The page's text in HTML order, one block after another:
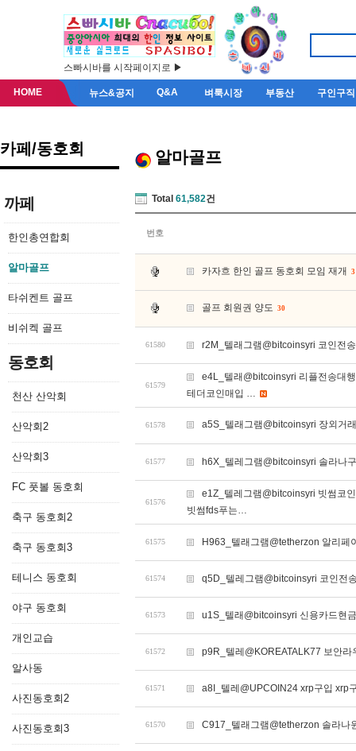
스빠시바를 시작페이지로 ▶
HOME 뉴스&공지 Q&A 벼룩시장 부동산 구인구직
카페/동호회
까페
한인총연합회
알마골프
타쉬켄트 골프
비쉬켁 골프
동호회
천산 산악회
산악회2
산악회3
FC 풋볼 동호회
축구 동호회2
축구 동호회3
테니스 동호회
야구 동호회
개인교습
알사동
사진동호회2
사진동호회3
알마골프
Total 61,582건
번호
카자흐 한인 골프 동호회 모임 재개 3
골프 회원권 양도 30
61580 r2M_텔래그램@bitcoinsyri 코인전
61579
e4L_텔래@bitcoinsyri 리플전송대
테더코인매입 …
61578 a5S_텔래그램@bitcoinsyri 장외거
61577 h6X_텔레그램@bitcoinsyri 솔라나
61576
e1Z_텔레그램@bitcoinsyri 빗썸코
빗썸fds푸는…
61575 H963_텔래그램@tetherzon 알리페
61574 q5D_텔레그램@bitcoinsyri 코인전
61573 u1S_텔래@bitcoinsyri 신용카드현
61572 p9R_텔레@KOREATALK77 보안라
61571 a8I_텔레@UPCOIN24 xrp구입 xrp
61570 C917_텔래그램@tetherzon 솔라나